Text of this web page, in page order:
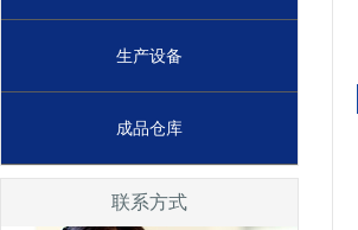
生产设备
成品仓库
联系方式